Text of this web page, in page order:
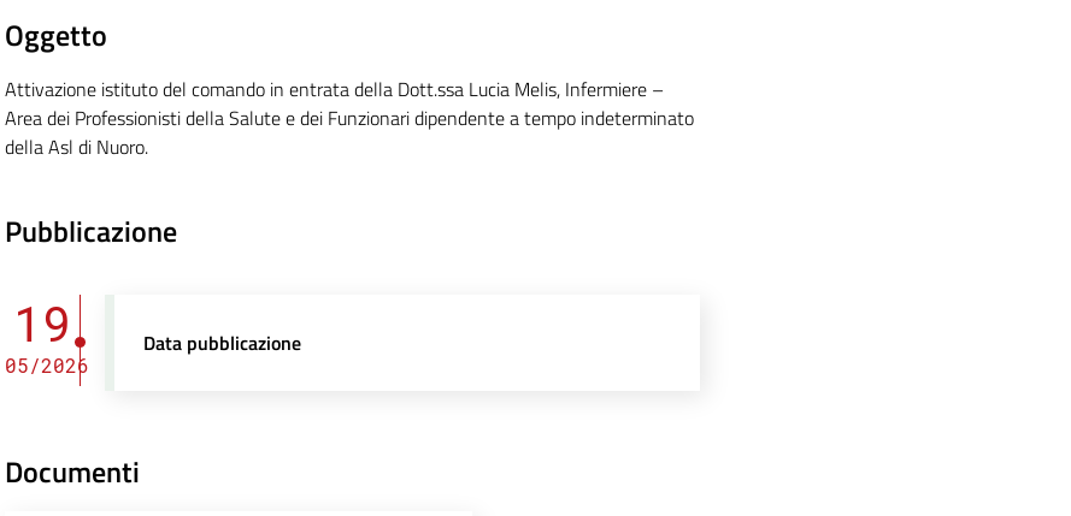
Oggetto
Attivazione istituto del comando in entrata della Dott.ssa Lucia Melis, Infermiere –
Area dei Professionisti della Salute e dei Funzionari dipendente a tempo indeterminato
della Asl di Nuoro.
Pubblicazione
19
05/2026
Data pubblicazione
Documenti